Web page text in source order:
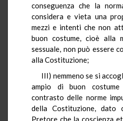
conseguenza che la
considera e vieta una
mezzi e intenti che non
buon costume, cioè alla
sessuale, non può essere
alla Costituzione;
III) nemmeno se si
ampio di buon
contrasto delle norme
della Costituzione, dato
Pretore che la coscienza